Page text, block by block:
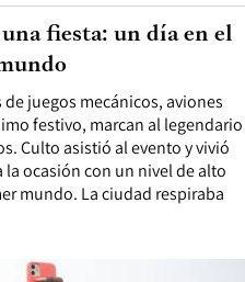
juegos mecánicos, aviones
festivo, marcan al legendario
Culto asistió al evento y vivió
ocasión con un nivel de alto
mundo. La ciudad respiraba
fiesta: un día en el